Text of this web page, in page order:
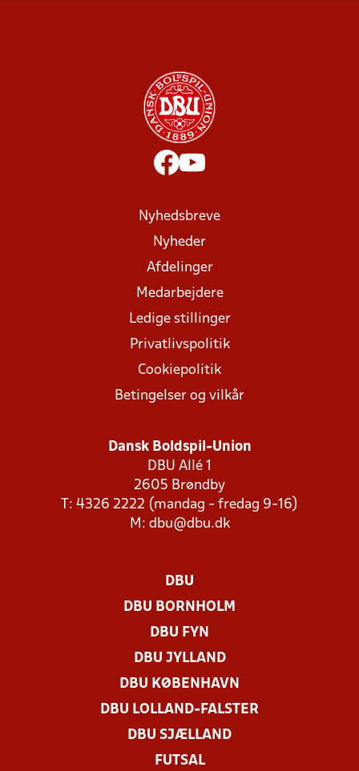
Nyhedsbreve
Nyheder
Afdelinger
Medarbejdere
Ledige stillinger
Privatlivspolitik
Cookiepolitik
Betingelser og vilkår
Dansk Boldspil-Union
DBU Allé 1
2605 Brøndby
T: 4326 2222 (mandag - fredag 9-16)
M: dbu@dbu.dk
DBU
DBU BORNHOLM
DBU FYN
DBU JYLLAND
DBU KØBENHAVN
DBU LOLLAND-FALSTER
DBU SJÆLLAND
FUTSAL